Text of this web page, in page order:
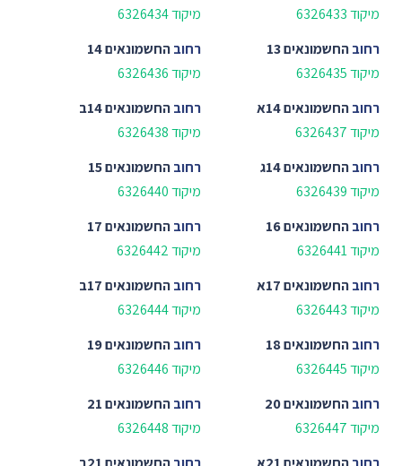
מיקוד 6326433
מיקוד 6326434
רחובהחשמונאים 13
מיקוד 6326435
רחובהחשמונאים 14
מיקוד 6326436
רחובהחשמונאים 14א
מיקוד 6326437
רחובהחשמונאים 14ב
מיקוד 6326438
רחובהחשמונאים 14ג
מיקוד 6326439
רחובהחשמונאים 15
מיקוד 6326440
רחובהחשמונאים 16
מיקוד 6326441
רחובהחשמונאים 17
מיקוד 6326442
רחובהחשמונאים 17א
מיקוד 6326443
רחובהחשמונאים 17ב
מיקוד 6326444
רחובהחשמונאים 18
מיקוד 6326445
רחובהחשמונאים 19
מיקוד 6326446
רחובהחשמונאים 20
מיקוד 6326447
רחובהחשמונאים 21
מיקוד 6326448